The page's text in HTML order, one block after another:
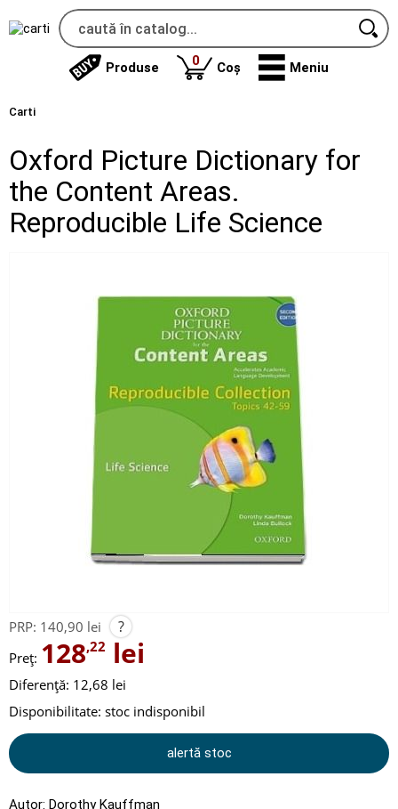
Produse 0produse
Coș Meniu
Carti
Oxford Picture Dictionary for
the Content Areas.
Reproducible Life Science
PRP: 140,90 lei ?
Preț: 128,22 lei
Diferență: 12,68 lei
Disponibilitate: stoc indisponibil
alertă stoc
Autor: Dorothy Kauffman